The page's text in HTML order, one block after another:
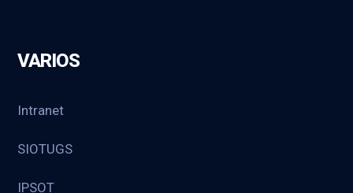
VARIOS
Intranet
SIOTUGS
IPSOT